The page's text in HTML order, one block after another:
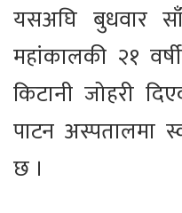
यसअघि बुधवार
महांकालकी २१
किटानी जोहरी
पाटन अस्पतालमा
छ ।